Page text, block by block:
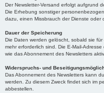
Der Newsletter-Versand erfolgt aufgrund
Die Erhebung sonstiger
dazu, einen Missbrauch der Dienste oder
Dauer der Speicherung
Die Daten werden gelöscht, sobald sie
mehr erforderlich sind. Die E-Mail-
wie das Abonnement des Newsletters
Widerspruchs- und
Das Abonnement des Newsletters kann
werden. Zu diesem Zweck findet sich im
abbestellen.